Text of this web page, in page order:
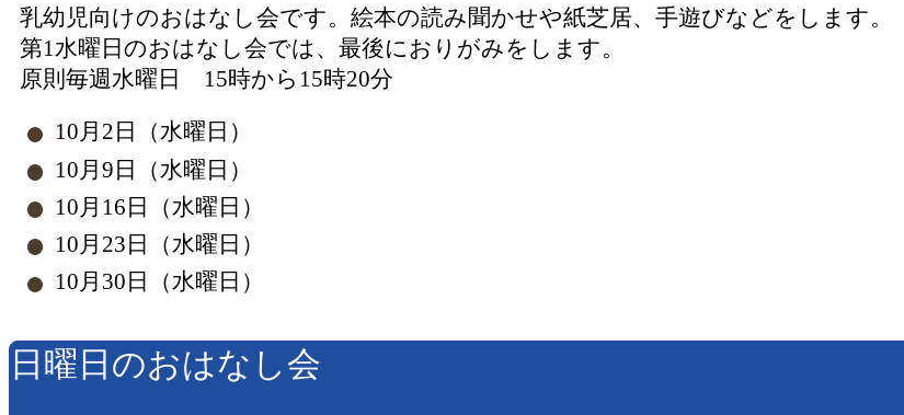
乳幼児向けのおはなし会です。絵本の読み聞かせや紙芝居、手遊びなどをします。
第1水曜日のおはなし会では、最後におりがみをします。
原則毎週水曜日 15時から15時20分
10月2日（水曜日）
10月9日（水曜日）
10月16日（水曜日）
10月23日（水曜日）
10月30日（水曜日）
日曜日のおはなし会